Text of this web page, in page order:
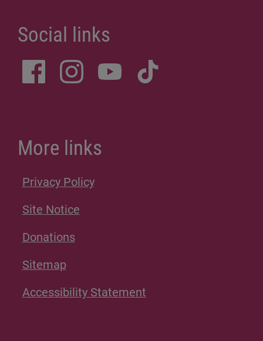
Social links
More links
Privacy Policy
Site Notice
Donations
Sitemap
Accessibility Statement